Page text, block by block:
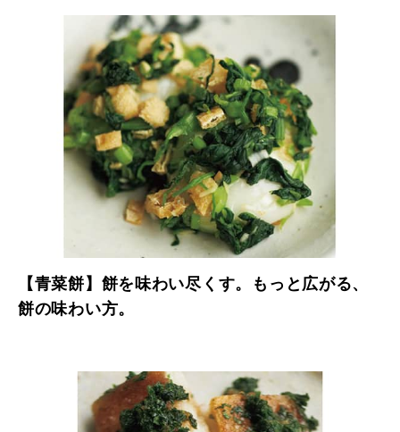
【青菜餅】餅を味わい尽くす。もっと広がる、
餅の味わい方。